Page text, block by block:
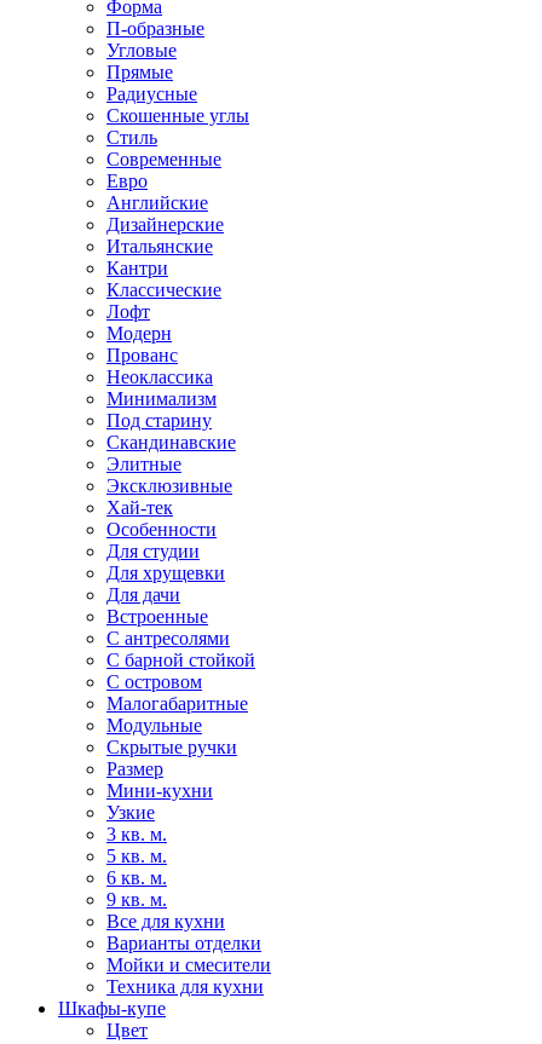
Форма
П-образные
Угловые
Прямые
Радиусные
Скошенные углы
Стиль
Современные
Евро
Английские
Дизайнерские
Итальянские
Кантри
Классические
Лофт
Модерн
Прованс
Неоклассика
Минимализм
Под старину
Скандинавские
Элитные
Эксклюзивные
Хай-тек
Особенности
Для студии
Для хрущевки
Для дачи
Встроенные
С антресолями
С барной стойкой
С островом
Малогабаритные
Модульные
Скрытые ручки
Размер
Мини-кухни
Узкие
3 кв. м.
5 кв. м.
6 кв. м.
9 кв. м.
Все для кухни
Варианты отделки
Мойки и смесители
Техника для кухни
Шкафы-купе
Цвет